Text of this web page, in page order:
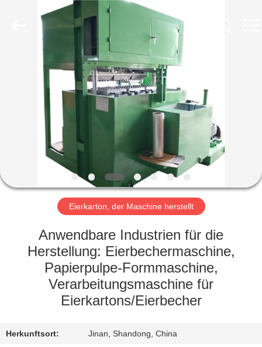
STARTSEITE
PRODUKTE
VIDEOS
ÜBER
UNS
FABRIK
TOUR
QUALITÄTSKONTROLLE
Eierkarton, der Maschine herstellt
Anwendbare Industrien für die
Herstellung: Eierbechermaschine,
Papierpulpe-Formmaschine,
Verarbeitungsmaschine für
Eierkartons/Eierbecher
Herkunftsort: Jinan, Shandong, China